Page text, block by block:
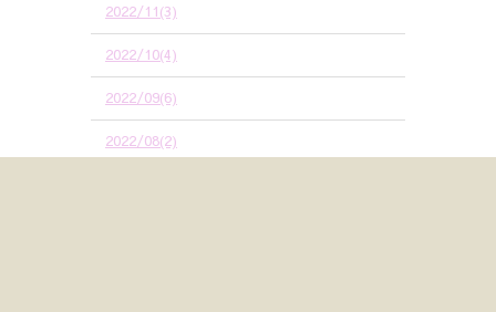
2022/11(3)
2022/10(4)
2022/09(6)
2022/08(2)